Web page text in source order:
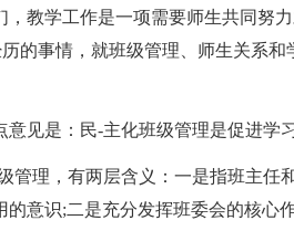
，教学工作是一项需要师生共同努
的事情，就班级管理、师生关系
意见是：民-主化班级管理是促进学
管理，有两层含义：一是指班主任
的意识;二是充分发挥班委会的核心